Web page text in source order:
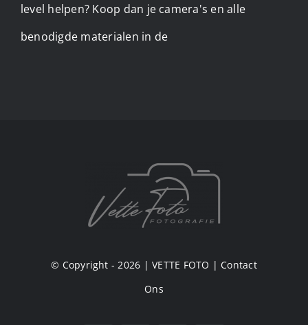
level helpen? Koop dan je camera's en alle
benodigde materialen in de
© Copyright - 2026 |VETTE FOTO | Contact
Ons